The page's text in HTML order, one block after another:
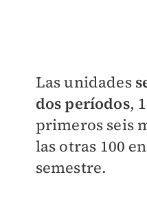
Las unidades
dos períodos,
primeros seis
las otras 100
semestre.